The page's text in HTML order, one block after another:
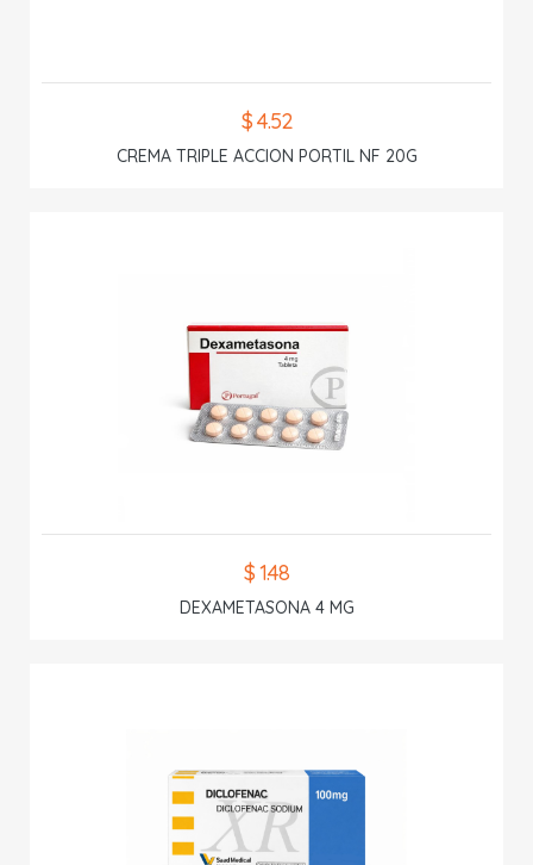
$ 4.52
CREMA TRIPLE ACCION PORTIL NF 20G
$ 1.48
DEXAMETASONA 4 MG